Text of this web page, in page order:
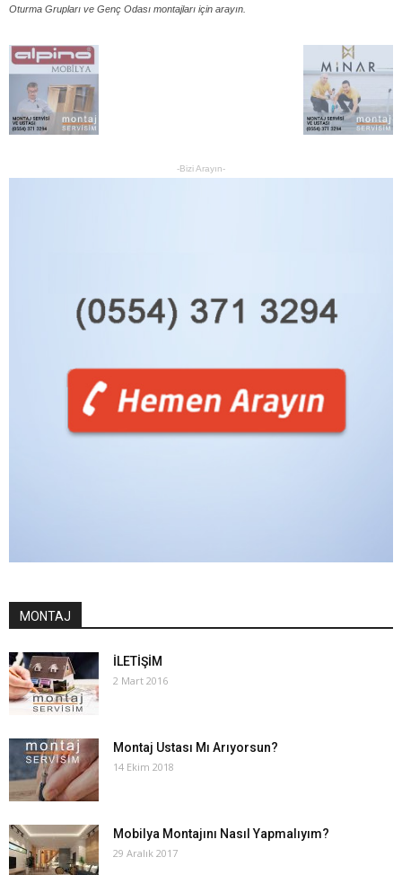
Oturma Grupları ve Genç Odası montajları için arayın.
-Bizi Arayın-
MONTAJ
İLETİŞİM
2 Mart 2016
Montaj Ustası Mı Arıyorsun?
14 Ekim 2018
Mobilya Montajını Nasıl Yapmalıyım?
29 Aralık 2017